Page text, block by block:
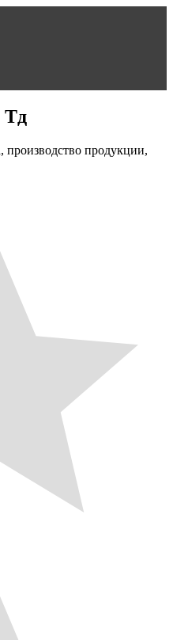
Тд
продукции,